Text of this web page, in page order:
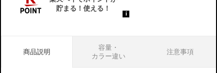
商品説明
容量・
カラー違い
注意事項